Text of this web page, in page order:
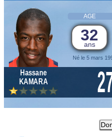
AGE
32
ans
Né le 5 mars
Hassane
KAMARA